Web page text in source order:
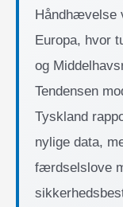
Håndhævelse
Europa, hvor
og
Tendensen
Tyskland
nylige data,
færdselslove